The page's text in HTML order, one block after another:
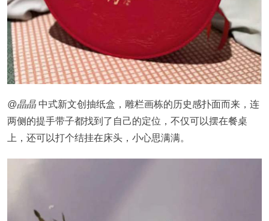
@晶晶 中式新文创抽纸盒，雕栏画栋的历史感扑面而来，连
两侧的提手带子都找到了自己的定位，不仅可以摆在餐桌
上，还可以打个结挂在床头，小心思满满。